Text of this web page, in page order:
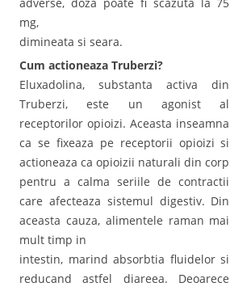
mg,
dimineata si seara.
Cum actioneaza Truberzi?
Eluxadolina, substanta activa din
Truberzi, este un agonist al
receptorilor opioizi. Aceasta inseamna
ca se fixeaza pe receptorii opioizi si
actioneaza ca opioizii naturali din corp
pentru a calma seriile de contractii
care afecteaza sistemul digestiv. Din
aceasta cauza, alimentele raman mai
mult timp in
intestin, marind absorbtia fluidelor si
reducand astfel diareea. Deoarece